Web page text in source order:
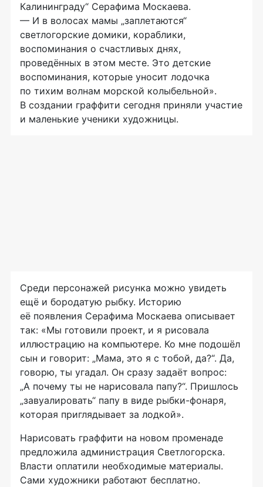
Калининграду“ Серафима Москаева.
— И в волосах мамы „заплетаются“
светлогорские домики, кораблики,
воспоминания о счастливых днях,
проведённых в этом месте. Это детские
воспоминания, которые уносит лодочка
по тихим волнам морской колыбельной».
В создании граффити сегодня приняли участие
и маленькие ученики художницы.
Среди персонажей рисунка можно увидеть
ещё и бородатую рыбку. Историю
её появления Серафима Москаева описывает
так: «Мы готовили проект, и я рисовала
иллюстрацию на компьютере. Ко мне подошёл
сын и говорит: „Мама, это я с тобой, да?“. Да,
говорю, ты угадал. Он сразу задаёт вопрос:
„А почему ты не нарисовала папу?“. Пришлось
„завуалировать“ папу в виде рыбки-фонаря,
которая приглядывает за лодкой».
Нарисовать граффити на новом променаде
предложила администрация Светлогорска.
Власти оплатили необходимые материалы.
Сами художники работают бесплатно.